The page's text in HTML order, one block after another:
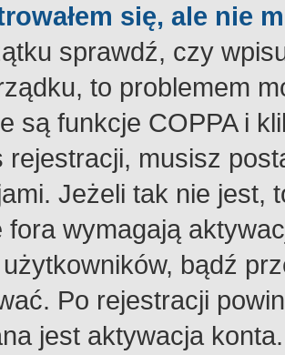
się, ale nie
sprawdź, czy
to problemem
są funkcje COPPA i
rejestracji, musisz
Jeżeli tak nie jest,
fora wymagają
bądź
Po rejestracji
jest aktywacja